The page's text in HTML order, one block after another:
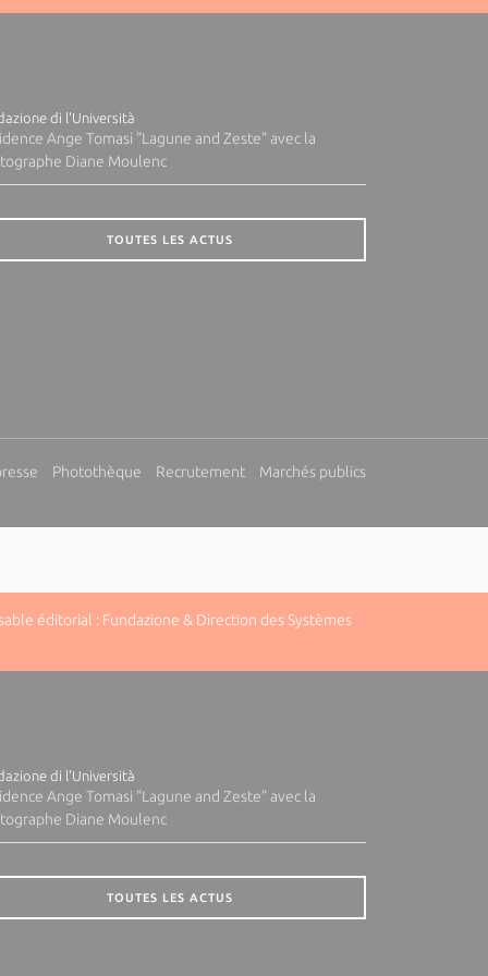
di l'Università
Ange Tomasi "Lagune and Zeste" avec la
Diane Moulenc
TOUTES LES ACTUS
Photothèque Recrutement Marchés publics
éditorial : Fundazione & Direction des Systèmes
di l'Università
Ange Tomasi "Lagune and Zeste" avec la
Diane Moulenc
TOUTES LES ACTUS